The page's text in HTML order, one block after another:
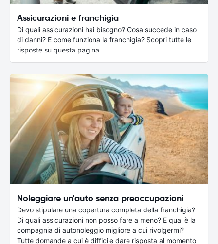
Assicurazioni e franchigia
Di quali assicurazioni hai bisogno? Cosa succede in caso
di danni? E come funziona la franchigia? Scopri tutte le
risposte su questa pagina
Noleggiare un’auto senza preoccupazioni
Devo stipulare una copertura completa della franchigia?
Di quali assicurazioni non posso fare a meno? E qual è la
compagnia di autonoleggio migliore a cui rivolgermi?
Tutte domande a cui è difficile dare risposta al momento